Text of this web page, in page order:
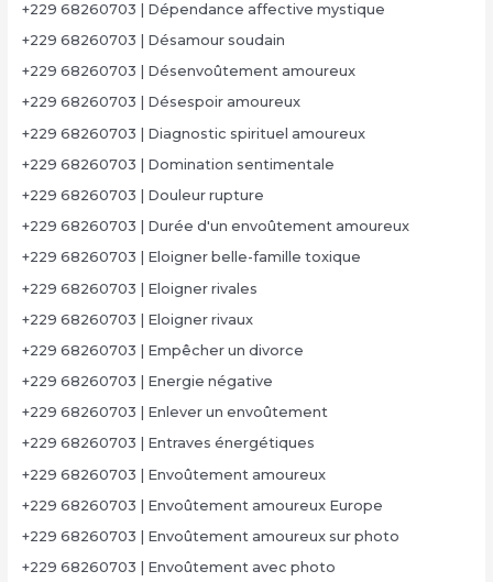
+229 68260703 | Dépendance affective mystique
+229 68260703 | Désamour soudain
+229 68260703 | Désenvoûtement amoureux
+229 68260703 | Désespoir amoureux
+229 68260703 | Diagnostic spirituel amoureux
+229 68260703 | Domination sentimentale
+229 68260703 | Douleur rupture
+229 68260703 | Durée d'un envoûtement amoureux
+229 68260703 | Eloigner belle-famille toxique
+229 68260703 | Eloigner rivales
+229 68260703 | Eloigner rivaux
+229 68260703 | Empêcher un divorce
+229 68260703 | Energie négative
+229 68260703 | Enlever un envoûtement
+229 68260703 | Entraves énergétiques
+229 68260703 | Envoûtement amoureux
+229 68260703 | Envoûtement amoureux Europe
+229 68260703 | Envoûtement amoureux sur photo
+229 68260703 | Envoûtement avec photo